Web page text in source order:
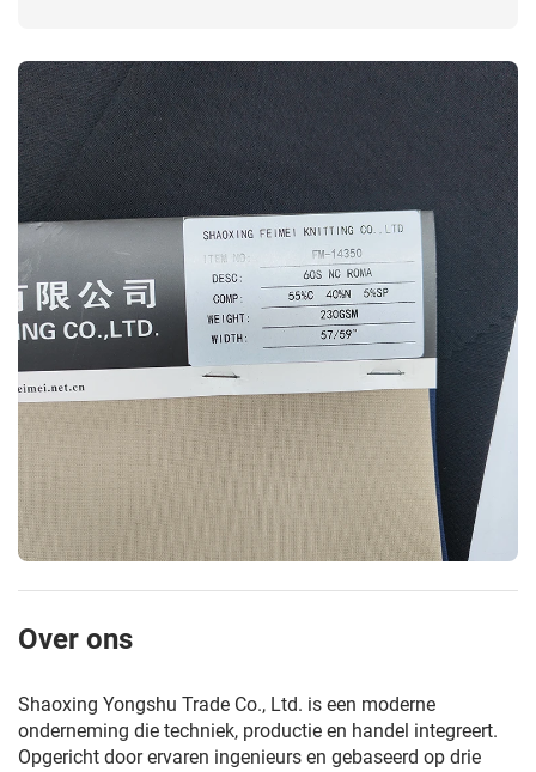
Over ons
Shaoxing Yongshu Trade Co., Ltd. is een moderne
onderneming die techniek, productie en handel integreert.
Opgericht door ervaren ingenieurs en gebaseerd op drie